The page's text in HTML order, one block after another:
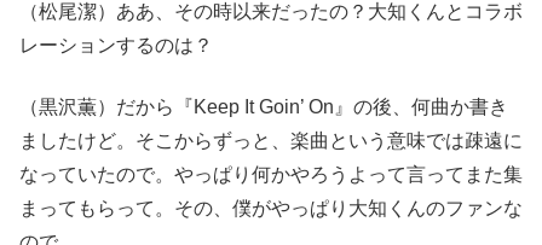
（松尾潔）ああ、その時以来だったの？大知くんとコラボ
レーションするのは？
（黒沢薫）だから『Keep It Goin’ On』の後、何曲か書き
ましたけど。そこからずっと、楽曲という意味では疎遠に
なっていたので。やっぱり何かやろうよって言ってまた集
まってもらって。その、僕がやっぱり大知くんのファンな